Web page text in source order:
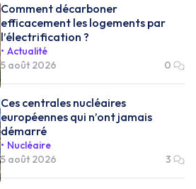
Comment décarboner
efficacement les logements par
l’électrification ?
Actualité
5 août 2026
0
Ces centrales nucléaires
européennes qui n’ont jamais
démarré
Nucléaire
5 août 2026
3